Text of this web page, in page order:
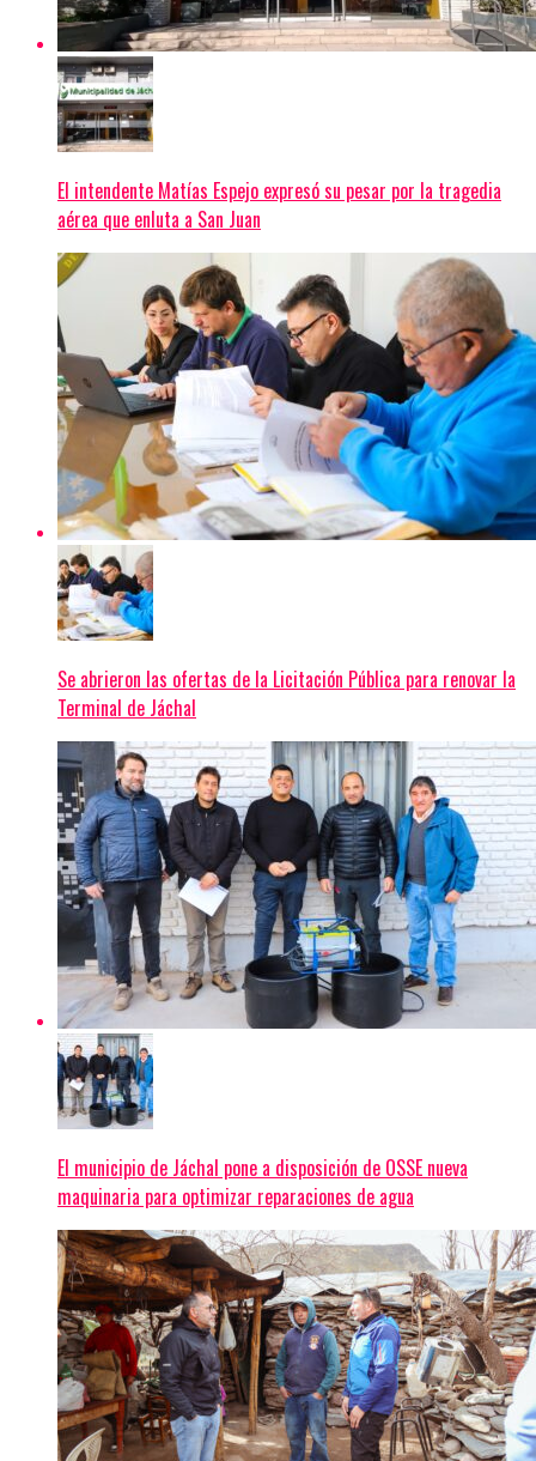
El intendente Matías Espejo expresó su pesar por la tragedia
aérea que enluta a San Juan
Se abrieron las ofertas de la Licitación Pública para renovar la
Terminal de Jáchal
El municipio de Jáchal pone a disposición de OSSE nueva
maquinaria para optimizar reparaciones de agua